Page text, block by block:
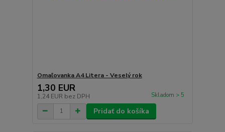
Omaľovanka A4 Litera - Veselý rok
1,30 EUR
1,24 EUR bez DPH Skladom > 5
Pridať do košíka